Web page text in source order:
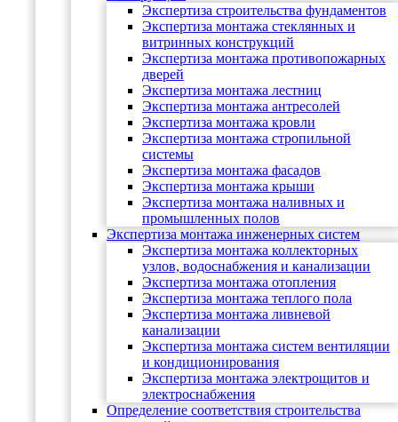
Экспертиза строительства фундаментов
Экспертиза монтажа стеклянных и
витринных конструкций
Экспертиза монтажа противопожарных
дверей
Экспертиза монтажа лестниц
Экспертиза монтажа антресолей
Экспертиза монтажа кровли
Экспертиза монтажа стропильной
системы
Экспертиза монтажа фасадов
Экспертиза монтажа крыши
Экспертиза монтажа наливных и
промышленных полов
Экспертиза монтажа инженерных систем
Экспертиза монтажа коллекторных
узлов, водоснабжения и канализации
Экспертиза монтажа отопления
Экспертиза монтажа теплого пола
Экспертиза монтажа ливневой
канализации
Экспертиза монтажа систем вентиляции
и кондиционирования
Экспертиза монтажа электрощитов и
электроснабжения
Определение соответствия строительства